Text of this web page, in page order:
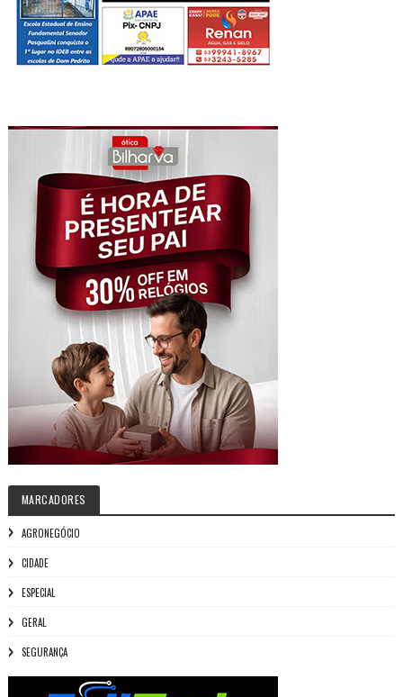
MARCADORES
AGRONEGÓCIO
CIDADE
ESPECIAL
GERAL
SEGURANÇA